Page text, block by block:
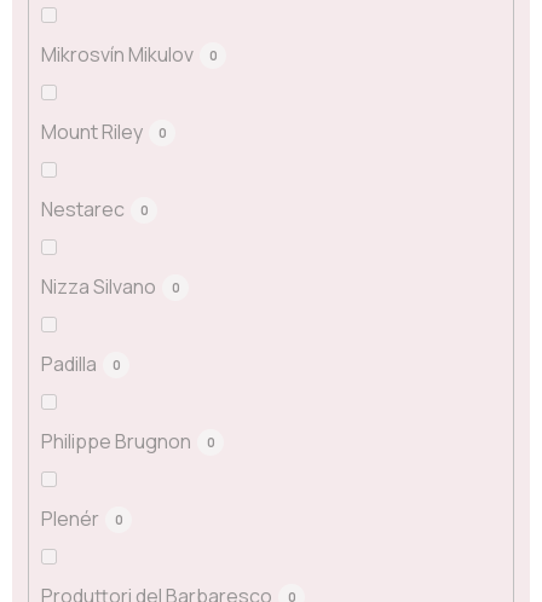
Mikrosvín Mikulov 0
Mount Riley 0
Nestarec 0
Nizza Silvano 0
Padilla 0
Philippe Brugnon 0
Plenér 0
Produttori del Barbaresco 0